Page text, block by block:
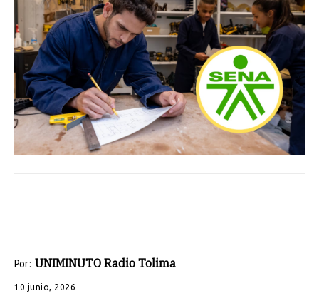
Por: UNIMINUTO Radio Tolima
10 junio, 2026